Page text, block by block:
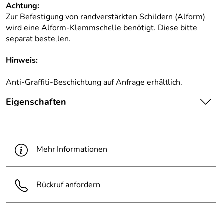
Achtung:
Zur Befestigung von randverstärkten Schildern (Alform)
wird eine Alform-Klemmschelle benötigt. Diese bitte
separat bestellen.
Hinweis:
Anti-Graffiti-Beschichtung auf Anfrage erhältlich.
Eigenschaften
Hinweis
Produktbilder:
stellt keine verbindliche
beachten Sie die
Textbeschreibung.
Maße (BxH):
420 x 630 mm
Mehr Informationen
Rückruf anfordern